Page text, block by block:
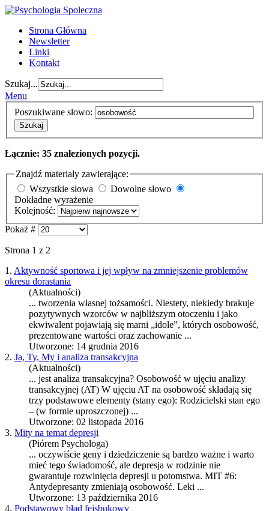
Strona Główna
Newsletter
Linki
Kontakt
Szukaj...
Menu
Poszukiwane słowo:
Szukaj
Łącznie: 35 znalezionych pozycji.
Znajdź materiały zawierające:
Wszystkie słowa
Dowolne słowo
Dokładne wyrażenie
Kolejność:
Pokaż #
Strona 1 z 2
1. Aktywność sportowa i jej wpływ na zmniejszenie problemów
okresu dorastania
(Aktualności)
... tworzenia własnej tożsamości. Niestety, niekiedy brakuje
pozytywnych wzorców w najbliższym otoczeniu i jako
ekwiwalent pojawiają się marni „idole”, których osobowość,
prezentowane wartości oraz zachowanie ...
Utworzone: 14 grudnia 2016
2. Ja, Ty, My i analiza transakcyjna
(Aktualności)
... jest analiza transakcyjna? Osobowość w ujęciu analizy
transakcyjnej (AT) W ujęciu AT na osobowość składają się
trzy podstawowe elementy (stany ego): Rodzicielski stan ego
– (w formie uproszczonej) ...
Utworzone: 02 listopada 2016
3. Mity na temat depresji
(Piórem Psychologa)
... oczywiście geny i dziedziczenie są bardzo ważne i warto
mieć tego świadomość, ale depresja w rodzinie nie
gwarantuje rozwinięcia depresji u potomstwa. MIT #6:
Antydepresanty zmieniają osobowość. Leki ...
Utworzone: 13 października 2016
4. Podstawowy błąd fejsbukowy